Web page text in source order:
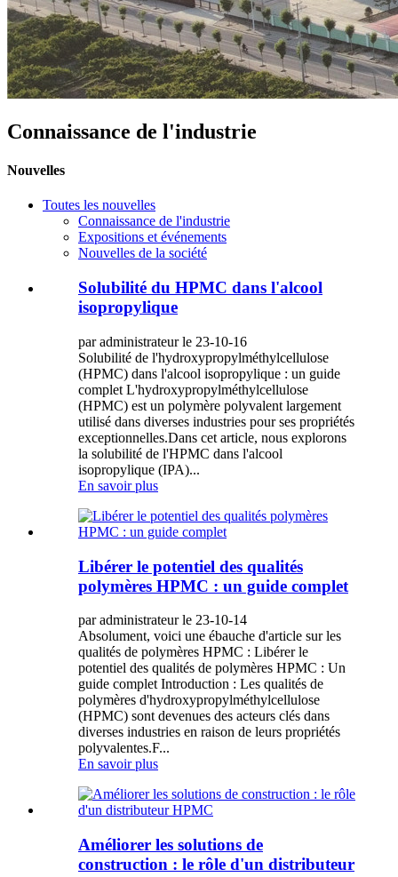
Connaissance de l'industrie
Nouvelles
Toutes les nouvelles
Connaissance de l'industrie
Expositions et événements
Nouvelles de la société
Solubilité du HPMC dans l'alcool
isopropylique
par administrateur le 23-10-16
Solubilité de l'hydroxypropylméthylcellulose
(HPMC) dans l'alcool isopropylique : un guide
complet L'hydroxypropylméthylcellulose
(HPMC) est un polymère polyvalent largement
utilisé dans diverses industries pour ses propriétés
exceptionnelles.Dans cet article, nous explorons
la solubilité de l'HPMC dans l'alcool
isopropylique (IPA)...
En savoir plus
Libérer le potentiel des qualités
polymères HPMC : un guide complet
par administrateur le 23-10-14
Absolument, voici une ébauche d'article sur les
qualités de polymères HPMC : Libérer le
potentiel des qualités de polymères HPMC : Un
guide complet Introduction : Les qualités de
polymères d'hydroxypropylméthylcellulose
(HPMC) sont devenues des acteurs clés dans
diverses industries en raison de leurs propriétés
polyvalentes.F...
En savoir plus
Améliorer les solutions de
construction : le rôle d'un distributeur